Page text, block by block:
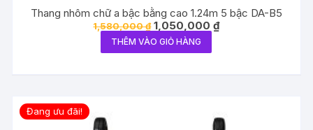
Thang nhôm chữ a bậc bằng cao 1.24m 5 bậc DA-B5
1,580,000₫ Giá
gốc
là:
1,580,000 ₫.
1,050,000₫Giá
hiện
THÊM VÀO GIỎ HÀNG
Đang ưu đãi!